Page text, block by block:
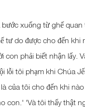
xuống từ ghế
tư do được cho đến
con phải biết nhận lấy.
lỗi tôi phạm khi Chúa
của tôi cho đến khi
con.' 'Và tôi thấy thật